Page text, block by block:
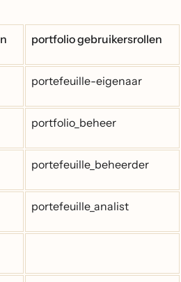
portfolio gebruikersrollen
portefeuille-eigenaar
portfolio_beheer
portefeuille_beheerder
portefeuille_analist